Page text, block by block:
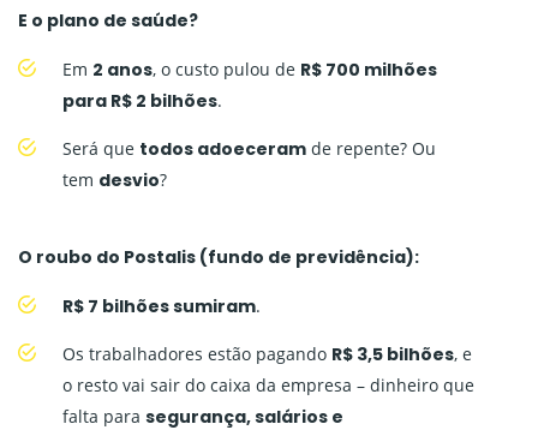
E o plano de saúde?
Em 2 anos, o custo pulou de R$ 700 milhões
para R$ 2 bilhões.
Será que todos adoeceram de repente? Ou
tem desvio?
O roubo do Postalis (fundo de previdência):
R$ 7 bilhões sumiram.
Os trabalhadores estão pagando R$ 3,5 bilhões, e
o resto vai sair do caixa da empresa – dinheiro que
falta para segurança, salários e